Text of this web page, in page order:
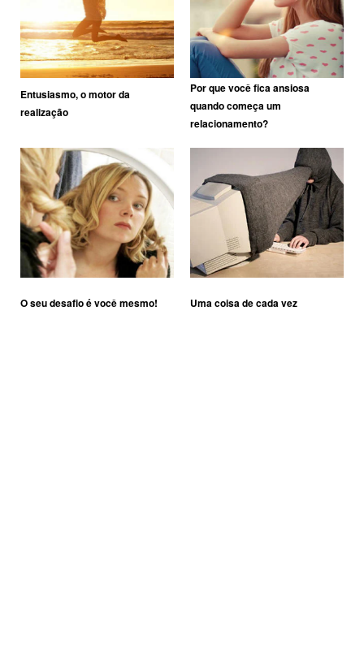
Entusiasmo, o motor da
realização
Por que você fica ansiosa
quando começa um
relacionamento?
O seu desafio é você mesmo! Uma coisa de cada vez